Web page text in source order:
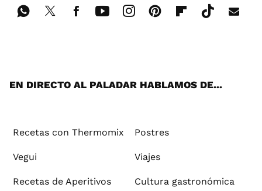
EN DIRECTO AL PALADAR HABLAMOS DE...
Recetas con Thermomix Postres
Vegui Viajes
Recetas de Aperitivos Cultura gastronómica